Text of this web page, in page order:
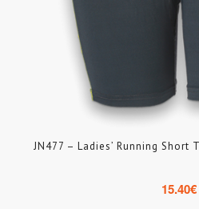
JN477 – Ladies’ Running
15.40€